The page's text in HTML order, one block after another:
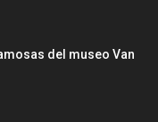
del museo Van